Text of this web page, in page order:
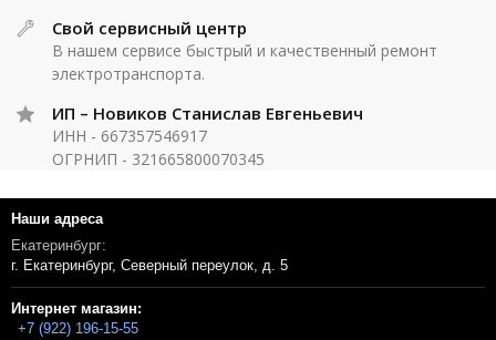
Свой сервисный центр
В нашем сервисе быстрый и качественный ремонт
электротранспорта.
ИП – Новиков Станислав Евгеньевич
ИНН - 667357546917
ОГРНИП - 321665800070345
Наши адреса
Екатеринбург:
г. Екатеринбург, Северный переулок, д. 5
Интернет магазин:
+7 (922) 196-15-55